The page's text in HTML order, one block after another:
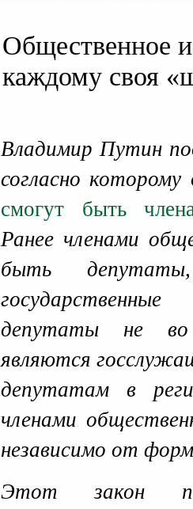
Общественное
каждому своя
Владимир Путин
согласно
смогут быть
Ранее членами
быть
депутаты не во
являются
депутатам в
членами
независимо от
Этот закон